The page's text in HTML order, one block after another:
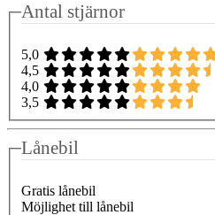
Antal stjärnor
5,0
4,5
4,0
3,5
Lånebil
Gratis lånebil
Möjlighet till lånebil